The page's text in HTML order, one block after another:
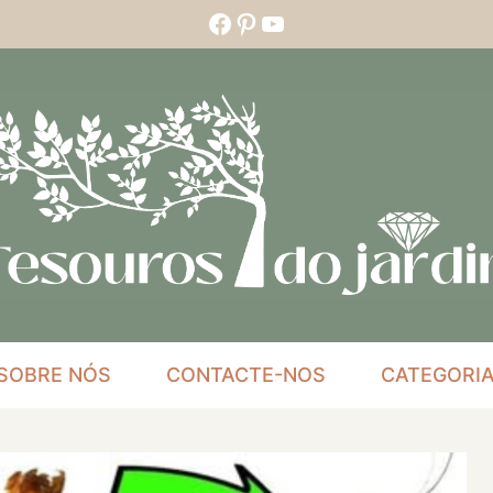
Facebook
Pinterest
YouTube
NÓS CONTACTE-NOS